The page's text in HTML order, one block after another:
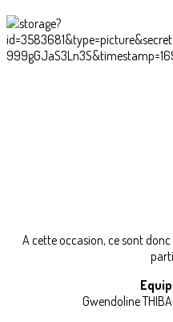
A cette occasion, ce sont
Gwendoline